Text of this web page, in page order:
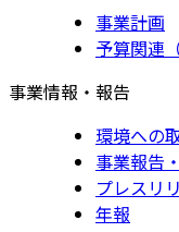
事業計画
予算関連
事業情報・報告
環境への
事業報告
プレスリ
年報